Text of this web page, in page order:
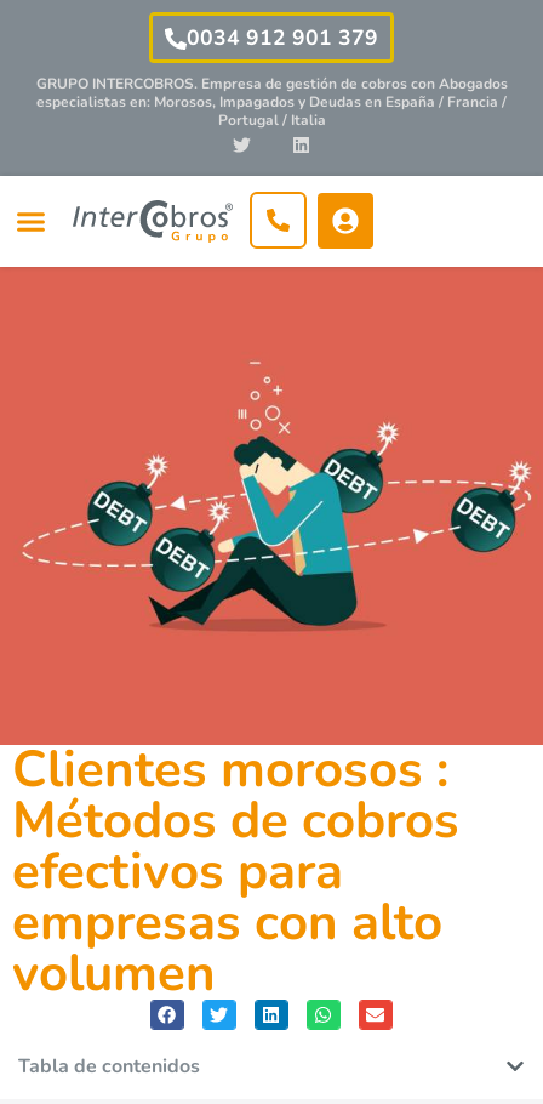
0034 912 901 379
GRUPO INTERCOBROS. Empresa de gestión de cobros conAbogados
especialistasen: Morosos, Impagados y Deudas en España / Francia /
Portugal / Italia
Clientes morosos :
Métodos de cobros
efectivos para
empresas con alto
volumen
Tabla de contenidos